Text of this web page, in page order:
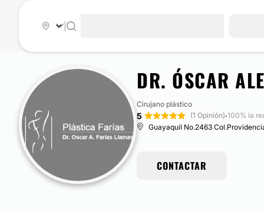
DR. ÓSCAR
Cirujano plástico
5 (1 Opinión)·100% la
Guayaquil No.2463
CONTACTAR